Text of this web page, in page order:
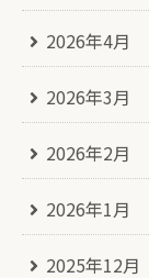
2026年4月
2026年3月
2026年2月
2026年1月
2025年12月